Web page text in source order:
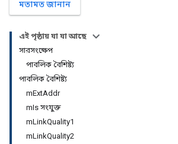
মতামত জানান
এই পৃষ্ঠায় যা যা আছে
সারসংক্ষেপ
পাবলিক বৈশিষ্ট্য
পাবলিক বৈশিষ্ট্য
mExtAddr
mIs সংযুক্ত
mLinkQuality1
mLinkQuality2